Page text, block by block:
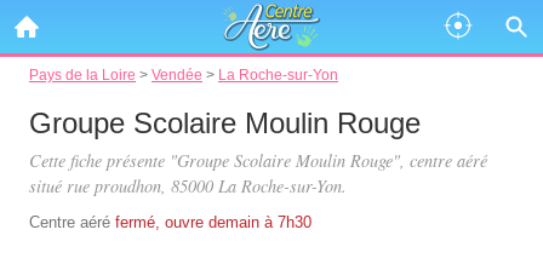
Pays de la Loire > Vendée > La Roche-sur-Yon
Groupe Scolaire Moulin Rouge
Cette fiche présente "Groupe Scolaire Moulin Rouge", centre aéré
situé rue proudhon, 85000 La Roche-sur-Yon.
Centre aéré fermé, ouvre demain à 7h30